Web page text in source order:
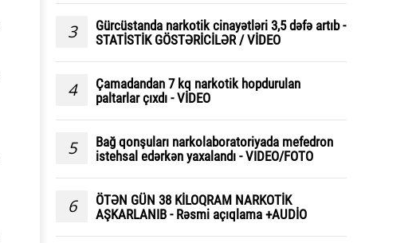
3
Gürcüstanda narkotik cinayətləri 3,5 dəfə artıb -
STATİSTİK GÖSTƏRİCİLƏR / VİDEO
4
Çamadandan 7 kq narkotik hopdurulan
paltarlar çıxdı - VİDEO
5
Bağ qonşuları narkolaboratoriyada mefedron
istehsal edərkən yaxalandı - VIDEO/FOTO
6
ÖTƏN GÜN 38 KİLOQRAM NARKOTİK
AŞKARLANIB - Rəsmi açıqlama +AUDİO